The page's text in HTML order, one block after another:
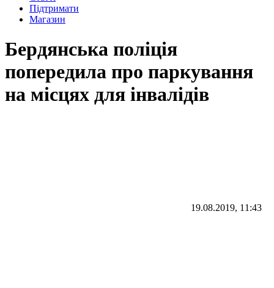
Підтримати
Магазин
Бердянська поліція
попередила про паркування
на місцях для інвалідів
19.08.2019, 11:43